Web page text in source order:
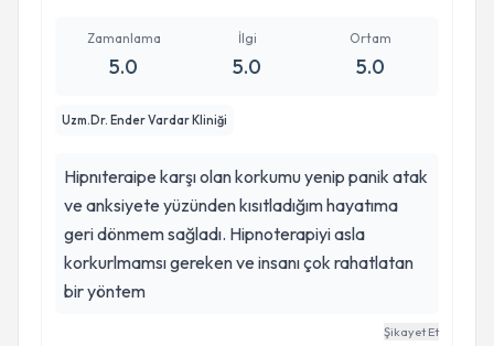
Zamanlama
5.0
İlgi
5.0
Ortam
5.0
Uzm.Dr. Ender Vardar Kliniği
Hipnıteraipe karşı olan korkumu yenip panik atak
ve anksiyete yüzünden kısıtladığım hayatıma
geri dönmem sağladı. Hipnoterapiyi asla
korkurlmamsı gereken ve insanı çok rahatlatan
bir yöntem
Şikayet Et